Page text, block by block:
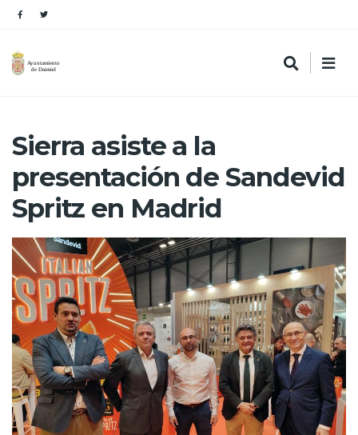
Sierra asiste a la
presentación de Sandevid
Spritz en Madrid